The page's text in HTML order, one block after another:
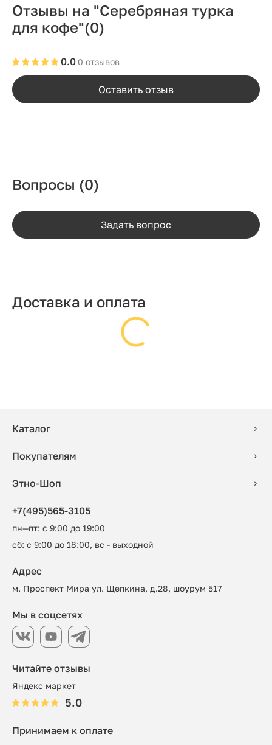
Отзывы на "Серебряная турка
для кофе"(0)
0 отзывов
0.0
Оставить отзыв
Вопросы (0)
Задать вопрос
Доставка и оплата
Каталог
Покупателям
Этно-Шоп
+7(495)565-3105
пн—пт: с 9:00 до 19:00
сб: с 9:00 до 18:00, вс - выходной
Читайте отзывы
Яндекс маркет
5.0
Адрес
м. Проспект Мира ул. Щепкина, д.28, шоурум 517
Принимаем к оплате
Мы в соцсетях